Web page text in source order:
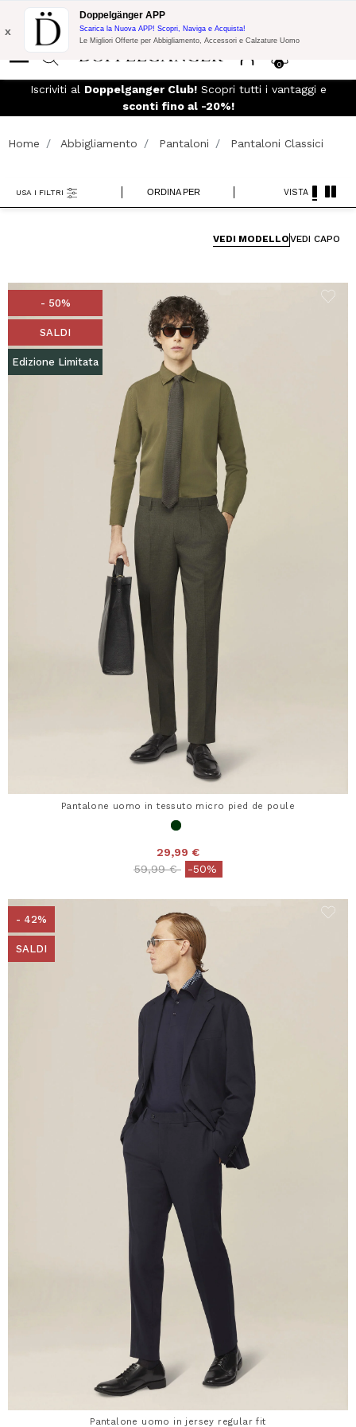
Promo Flash:
10% di Extra Sconto su 300€ di Acquisto con codice:
DOPPEL300
0
x
Doppelgänger APP
Scarica la Nuova APP! Scopri, Naviga e Acquista!
Le Migliori Offerte per Abbigliamento, Accessori e Calzature Uomo
Iscriviti al Doppelganger Club!Scopri tutti i vantaggi e
sconti fino al -20%!
Home Abbigliamento Pantaloni Pantaloni Classici
ORDINA PER
USA I FILTRI VISTA
VEDI MODELLOVEDI CAPO
- 50%
SALDI
Edizione Limitata
Pantalone uomo in tessuto micro pied de poule
29,99 €
Price reduced from
59,99 €to-50%
- 42%
SALDI
Pantalone uomo in jersey regular fit